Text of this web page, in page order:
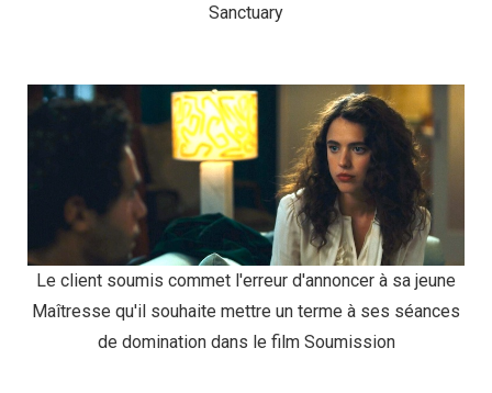
Sanctuary
Le client soumis commet l'erreur d'annoncer à sa jeune
Maîtresse qu'il souhaite mettre un terme à ses séances
de domination dans le film Soumission